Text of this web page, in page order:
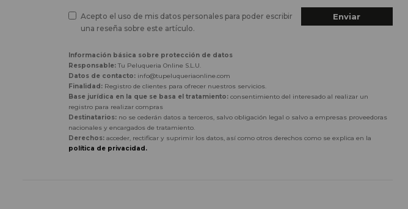
Acepto el uso de mis datos personales para poder escribir
una reseña sobre este artículo.
Información básica sobre protección de datos
Responsable:Tu Peluqueria Online S.L.U.
Datos de contacto:info@tupeluqueriaonline.com
Finalidad:Registro de clientes para ofrecer nuestros servicios.
Base jurídica en la que se basa el tratamiento:consentimiento del interesado al realizar un
registro para realizar compras
Destinatarios:no se cederán datos a terceros, salvo obligación legal o salvo a empresas proveedoras
nacionales y encargados de tratamiento.
Derechos:acceder, rectificar y suprimir los datos, así como otros derechos como se explica en la
política de privacidad.